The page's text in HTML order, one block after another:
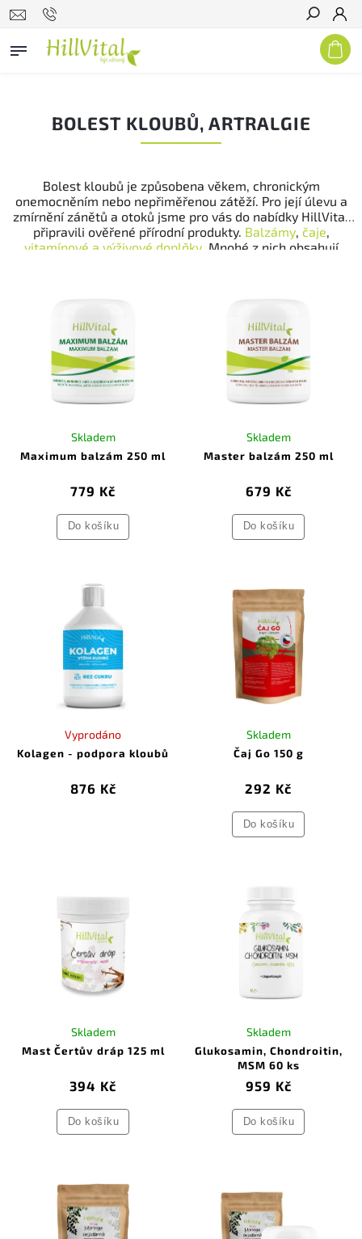
Hledat
BOLEST KLOUBŮ, ARTRALGIE
Bolest kloubů je způsobena věkem, chronickým
onemocněním nebo nepřiměřenou zátěží. Pro její úlevu a
zmírnění zánětů a otoků jsme pro vás do nabídky HillVital
připravili ověřené přírodní produkty. Balzámy, čaje,
vitamínové a výživové doplňky. Mnohé z nich obsahují
může být způsobena také nedostatkemvitamínu C
, najdete je také v naší nabídce. V rámci prevence a
vnitřní péče vám doporučujeme vyzkoušetbioaktivní
kolagen. Chrání před opotřebováním a podporuje
pohyblivost a pružnost kloubů.
Maximum balzám 250 ml
Skladem
779 Kč
Do košíku
Master balzám 250 ml
Skladem
679 Kč
Do košíku
Kolagen - podpora kloubů
Vyprodáno
876 Kč
Čaj Go 150 g
Skladem
292 Kč
Do košíku
Mast Čertův dráp 125 ml
Skladem
394 Kč
Do košíku
Glukosamin, Chondroitin,
MSM 60 ks
Skladem
959 Kč
Do košíku